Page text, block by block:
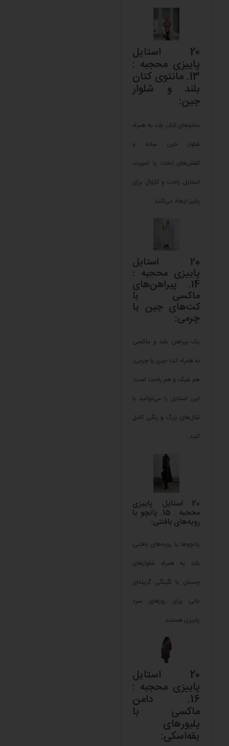
20 استایل
پاییزی محجبه :
13. مانتوی کتان
بلند و شلوار
جین:
مانتوهای کتان بلند به همراه
شلوار جین ساده و
کفش‌های تخت یا اسپرت،
استایل راحت و کژوال برای
پاییز ایجاد می‌کنند.
20 استایل
پاییزی محجبه :
14. پیراهن‌های
ماکسی با
کت‌های جین یا
چرمی:
یک پیراهن بلند و ماکسی
به همراه کت جین یا چرمی،
هم شیک و هم راحت است.
این استایل را می‌توانید با
شال‌های بزرگ و رنگی کامل
کنید.
20 استایل پاییزی
محجبه : 15. پانچو یا
رویه‌های بافتنی:
پانچوها یا رویه‌های بافتنی
بلند به همراه شلوارهای
چسبان یا لِگینگی گزینه‌ای
عالی برای روزهای سرد
پاییزی هستند.
20 استایل
پاییزی محجبه :
16. دامن
ماکسی با
پلیورهای
یقه‌اسکی: